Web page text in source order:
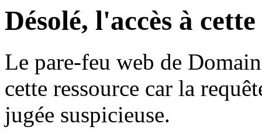
Désolé, l'accès à
Le pare-feu web de
cette ressource car la
jugée suspicieuse.